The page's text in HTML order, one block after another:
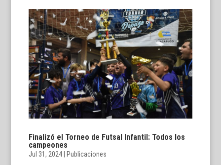
Finalizó el Torneo de Futsal Infantil: Todos los
campeones
Jul 31, 2024| Publicaciones